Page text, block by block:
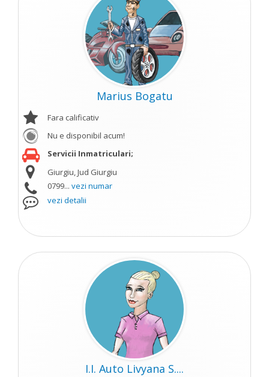
Marius Bogatu
Fara calificativ
Nu e disponibil acum!
Servicii Inmatriculari;
Giurgiu, Jud Giurgiu
0799... vezi numar
vezi detalii
I.I. Auto Livyana S....